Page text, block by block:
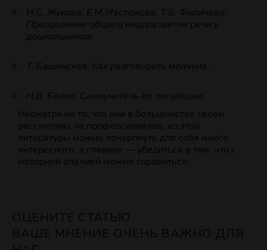
Н.С. Жукова, Е.М.Мастюкова, Т.Б. Филичева.
Преодоление общего недоразвития речи у
дошкольников.
Т. Башинская. Как разговорить молчуна.
Н.В. Белов. Самоучитель по логопедии.
Несмотря на то, что они в большинстве своем
рассчитаны на профессионалов, из этой
литературы можно почерпнуть для себя много
интересного, а главное — убедиться в том, что с
моторной алалией можно справиться.